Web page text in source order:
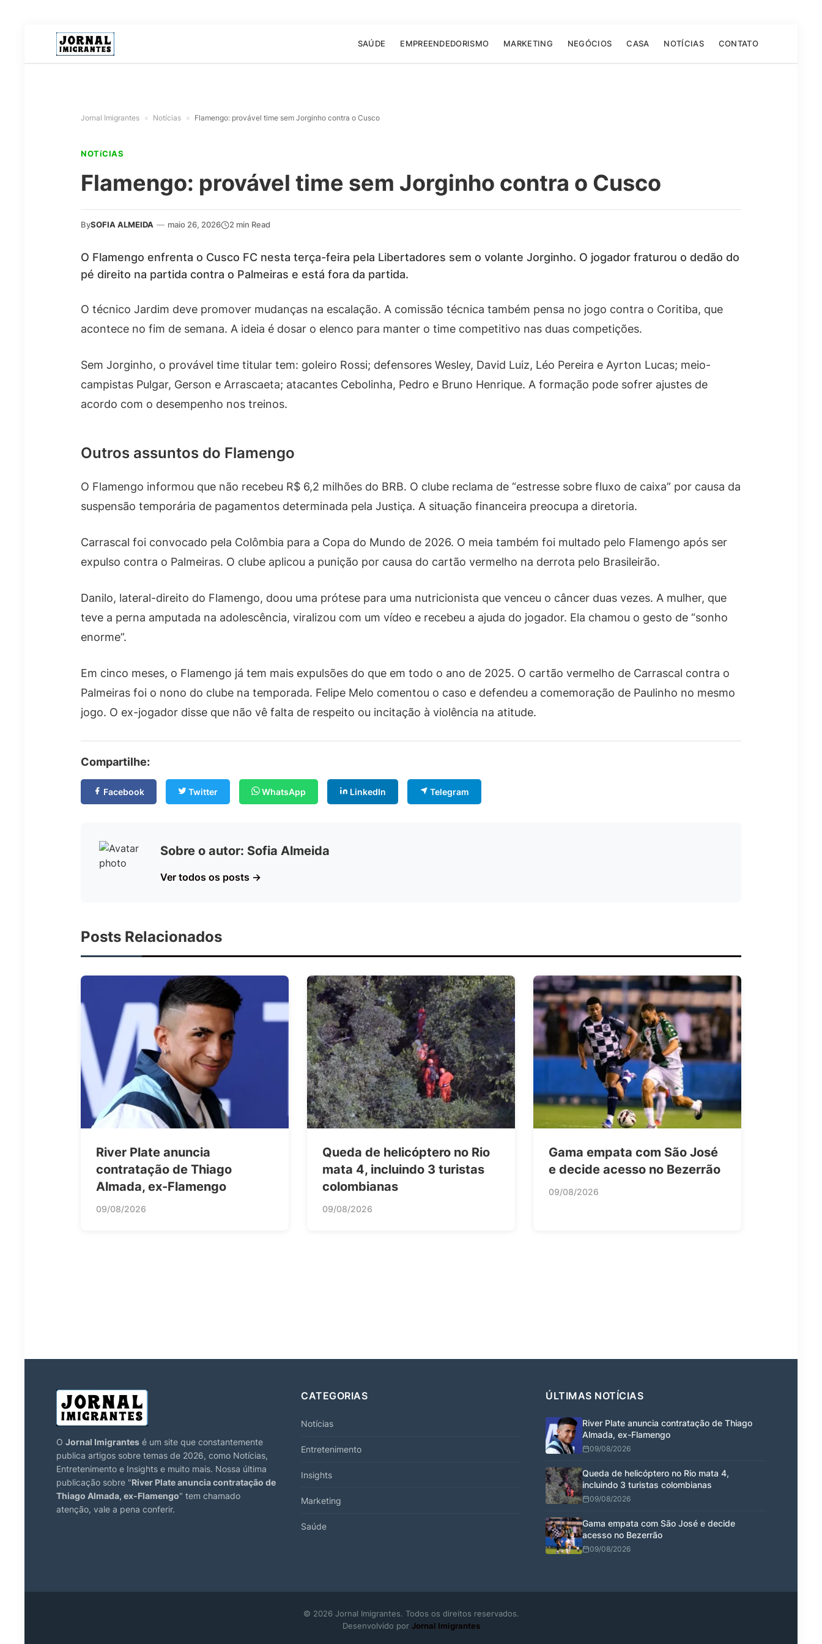
SAÚDE EMPREENDEDORISMO MARKETING NEGÓCIOS CASA NOTÍCIAS CONTATO
Jornal Imigrantes » Notícias » Flamengo: provável time sem Jorginho contra o Cusco
NOTíCIAS
Flamengo: provável time sem Jorginho contra o Cusco
BySOFIA ALMEIDA — maio 26, 2026 2 min Read
O Flamengo enfrenta o Cusco FC nesta terça-feira pela Libertadores sem o volante Jorginho. O jogador fraturou o dedão do
pé direito na partida contra o Palmeiras e está fora da partida.
O técnico Jardim deve promover mudanças na escalação. A comissão técnica também pensa no jogo contra o Coritiba, que
acontece no fim de semana. A ideia é dosar o elenco para manter o time competitivo nas duas competições.
Sem Jorginho, o provável time titular tem: goleiro Rossi; defensores Wesley, David Luiz, Léo Pereira e Ayrton Lucas; meio-
campistas Pulgar, Gerson e Arrascaeta; atacantes Cebolinha, Pedro e Bruno Henrique. A formação pode sofrer ajustes de
acordo com o desempenho nos treinos.
Outros assuntos do Flamengo
O Flamengo informou que não recebeu R$ 6,2 milhões do BRB. O clube reclama de “estresse sobre fluxo de caixa” por causa da
suspensão temporária de pagamentos determinada pela Justiça. A situação financeira preocupa a diretoria.
Carrascal foi convocado pela Colômbia para a Copa do Mundo de 2026. O meia também foi multado pelo Flamengo após ser
expulso contra o Palmeiras. O clube aplicou a punição por causa do cartão vermelho na derrota pelo Brasileirão.
Danilo, lateral-direito do Flamengo, doou uma prótese para uma nutricionista que venceu o câncer duas vezes. A mulher, que
teve a perna amputada na adolescência, viralizou com um vídeo e recebeu a ajuda do jogador. Ela chamou o gesto de “sonho
enorme”.
Em cinco meses, o Flamengo já tem mais expulsões do que em todo o ano de 2025. O cartão vermelho de Carrascal contra o
Palmeiras foi o nono do clube na temporada. Felipe Melo comentou o caso e defendeu a comemoração de Paulinho no mesmo
jogo. O ex-jogador disse que não vê falta de respeito ou incitação à violência na atitude.
Compartilhe:
Facebook Twitter WhatsApp LinkedIn Telegram
Sobre o autor: Sofia Almeida
Ver todos os posts →
Posts Relacionados
River Plate anuncia
contratação de Thiago
Almada, ex-Flamengo
09/08/2026
Queda de helicóptero no Rio
mata 4, incluindo 3 turistas
colombianas
09/08/2026
Gama empata com São José
e decide acesso no Bezerrão
09/08/2026
O Jornal Imigrantes é um site que constantemente
publica artigos sobre temas de 2026, como Notícias,
Entretenimento e Insights e muito mais. Nossa última
publicação sobre "River Plate anuncia contratação de
Thiago Almada, ex-Flamengo" tem chamado
atenção, vale a pena conferir.
CATEGORIAS
Notícias
Entretenimento
Insights
Marketing
Saúde
ÚLTIMAS NOTÍCIAS
River Plate anuncia contratação de Thiago
Almada, ex-Flamengo
09/08/2026
Queda de helicóptero no Rio mata 4,
incluindo 3 turistas colombianas
09/08/2026
Gama empata com São José e decide
acesso no Bezerrão
09/08/2026
© 2026 Jornal Imigrantes. Todos os direitos reservados.
Desenvolvido por Jornal Imigrantes